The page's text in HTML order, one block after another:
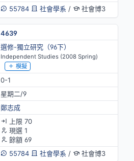
55784
社會學系 / 社會博3
4639
選修-獨立研究（96下）
Independent Studies (2008 Spring)
模擬
0-1
星期二/9
鄭志成
上限 70
現選 1
餘額 69
55784
社會學系 / 社會博3